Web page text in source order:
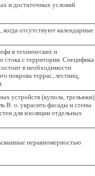
и достаточных условий
отсутствуют календарные
в технических и
стока с территории. Специфика
в необходимости
покрова террас, лестниц,
устройств (купола, трельяжи)
В. о. украсить фасады и стены
для изоляции отдельных
неравномерностью